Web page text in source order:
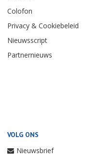
Colofon
Privacy & Cookiebeleid
Nieuwsscript
Partnernieuws
VOLG ONS
Nieuwsbrief